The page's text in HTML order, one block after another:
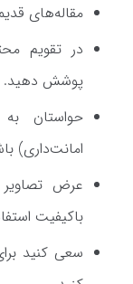
مقاله‌های
در تقویم
پوشش دهید.
امانت‌داری)
باکیفیت
سعی کنید